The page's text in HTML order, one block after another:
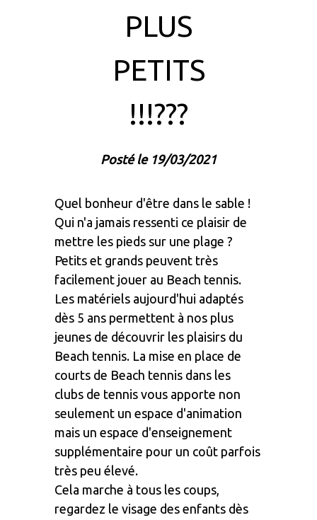
PLUS
PETITS
!!!???
Posté le 19/03/2021
Quel bonheur d'être dans le sable !
Qui n'a jamais ressenti ce plaisir de
mettre les pieds sur une plage ?
Petits et grands peuvent très
facilement jouer au Beach tennis.
Les matériels aujourd'hui adaptés
dès 5 ans permettent à nos plus
jeunes de découvrir les plaisirs du
Beach tennis. La mise en place de
courts de Beach tennis dans les
clubs de tennis vous apporte non
seulement un espace d'animation
mais un espace d'enseignement
supplémentaire pour un coût parfois
très peu élevé.
Cela marche à tous les coups,
regardez le visage des enfants dès